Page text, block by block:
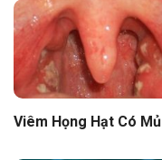
Viêm Họng Hạt Có Mủ